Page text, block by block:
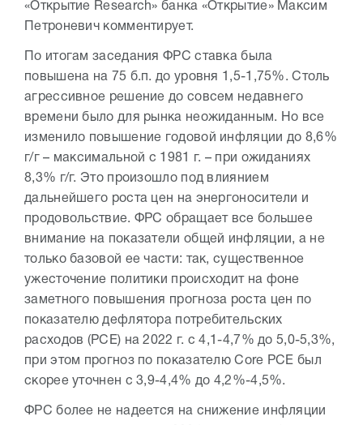
«Открытие Research» банка «Открытие» Максим
Петроневич комментирует.
По итогам заседания ФРС ставка была
повышена на 75 б.п. до уровня 1,5-1,75%. Столь
агрессивное решение до совсем недавнего
времени было для рынка неожиданным. Но все
изменило повышение годовой инфляции до 8,6%
г/г – максимальной с 1981 г. – при ожиданиях
8,3% г/г. Это произошло под влиянием
дальнейшего роста цен на энергоносители и
продовольствие. ФРС обращает все большее
внимание на показатели общей инфляции, а не
только базовой ее части: так, существенное
ужесточение политики происходит на фоне
заметного повышения прогноза роста цен по
показателю дефлятора потребительских
расходов (PCE) на 2022 г. с 4,1-4,7% до 5,0-5,3%,
при этом прогноз по показателю Core PCE был
скорее уточнен с 3,9-4,4% до 4,2%-4,5%.
ФРС более не надеется на снижение инфляции